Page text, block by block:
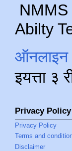
NMMS
Abilty
ऑनलाइन
इयत्ता ३
Privacy Policy
Privacy Policy
Terms and
Disclaimer